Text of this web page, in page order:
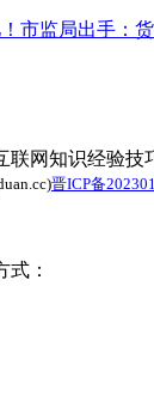
市监局出手：
网知识经验技
晋ICP备
：